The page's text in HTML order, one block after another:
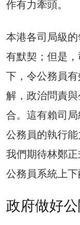
作有力牽頭。
本港各司局級
有默契；但是
下，令公務員
解，政治問責
合。這有賴司
公務員的執行能
我們期待林鄭
公務員系統上下
政府做好